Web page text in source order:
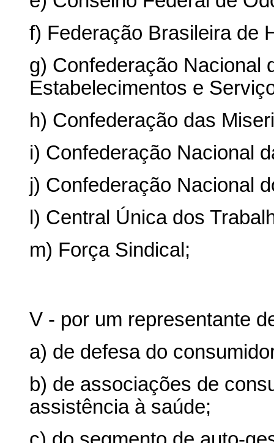
f) Federação Brasileira de
g) Confederação Nacional
Estabelecimentos e
h) Confederação das
i) Confederação Nacional
j) Confederação Nacional
l) Central Única dos
m) Força Sindical;
V - por um representante
a) de defesa do
b) de associações de
assistência à saúde;